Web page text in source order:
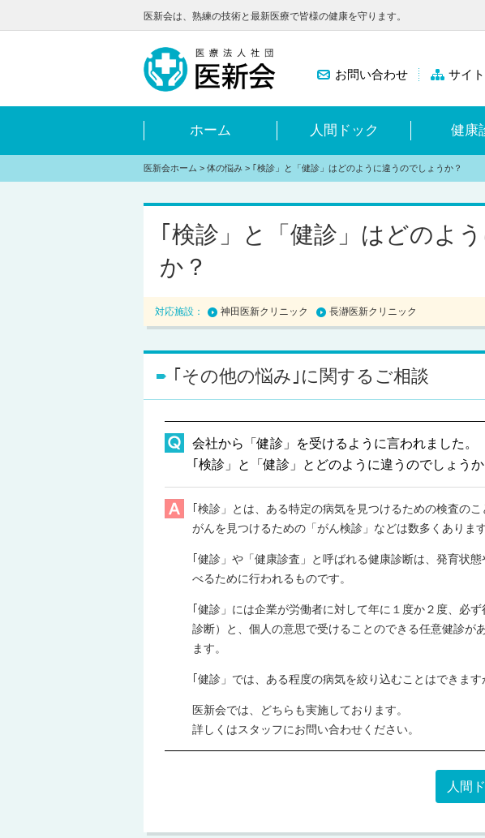
医新会は、熟練の技術と最新医療で皆様の健康を守ります。
お問い合わせ サイ
ホーム 人間ドック 健康
医新会ホーム > 体の悩み > ｢検診」と「健診」はどのように違うのでしょうか？
｢検診」と「健診」はどのよ
か？
対応施設： 神田医新クリニック 長瀞医新クリニック
｢その他の悩み｣に関するご相談
会社から「健診」を受けるように言われました。
｢検診」と「健診」とどのように違うのでしょうか
｢検診」とは、ある特定の病気を見つけるための検査のこ
がんを見つけるための「がん検診」などは数多くあります
｢健診」や「健康診査」と呼ばれる健康診断は、発育状
べるために行われるものです。
｢健診」には企業が労働者に対して年に１度か２度、必
診断）と、個人の意思で受けることのできる任意健診が
ます。
｢健診」では、ある程度の病気を絞り込むことはできま
医新会では、どちらも実施しております。
詳しくはスタッフにお問い合わせください。
人間